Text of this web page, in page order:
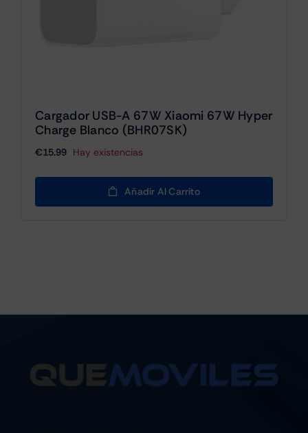
Cargador USB-A 67W Xiaomi 67W Hyper
Charge Blanco (BHR07SK)
€15.99 Hay existencias
Añadir Al Carrito